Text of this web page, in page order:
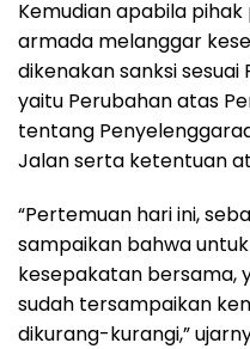
Kemudian apabila
armada melanggar
dikenakan sanksi
yaitu Perubahan atas
tentang
Jalan serta ketentuan
“Pertemuan hari ini,
sampaikan bahwa
kesepakatan bersama,
sudah tersampaikan
dikurang-kurangi,”